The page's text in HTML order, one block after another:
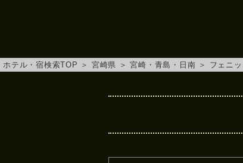
ホテル・宿検索TOP ＞ 宮崎県 ＞宮崎・青島・日南 ＞ フェニ